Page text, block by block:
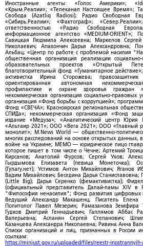
Иностранные агенты: «Голос Америки»;
«Крым.Реалии»; «Телеканал Настоящее Время»;
Свобода (Azatliq Radiosi); Радио Свободная
«Сибирь.Реалии»; «Фактограф»;
ответственностью «Радио Свободная
информационное агентство «MEDIUM-ORIENT»;
Савицкая Людмила Алексеевна; Маркелов Сергей
Николаевич; Апахончич Дарья Александровна;
Альбац; «Центр по работе с проблемой насилия
общественная организация реализации
образовательных проектов «Открытый
благотворительный фонд «Гуманитарное
активистка Ирина Сторожева;
ориентированная автономная
профилактике и охране здоровья граждан
некоммерческая организация социально-правовых
организация «Фонд борьбы с коррупцией»;
Фонд «СВЕЧА»; Красноярская региональная
СПИДа»; некоммерческая организация «Фонд
издание «Медуза»; «Аналитический центр
«Альтаир 2021»; ООО «Вега 2021»; ООО «Главный
монолит»; M.News World — общественно-
многих расследований на основе открытых данных,
войне на Украине; МЕМО — юридическое лицо
которое пишет в том числе о Чечне; Артемий
Кирсанов; Анатолий Фурсов; Сергей Ухов;
Гырдымова Елизавета (певица Монеточка);
(Гулагу.нет); Устимов Антон Михайлович; Яганов
Вадим Михайлович; Беседина Дарья Станиславовна;
(Little Big); Дарья Серенко (фемактивистка);
(официальный представитель Далай-ламы XIV
"Философия ненасилия"; Фонд развития цифровых
Ведущий Александр Макашенц; Писатель Елена
Политолог Павел Мезерин; Рамазанова Земфира
Гудков Дмитрий Геннадьевич; Галлямов Аббас
Валерьевна; Асланян Сергей Степанович;
Казанцева Александра Николаевна; Ривина Анна
Списки организаций и лиц, признанных в России
ссылкам:
https://minjust.gov.ru/uploaded/files/reestr-